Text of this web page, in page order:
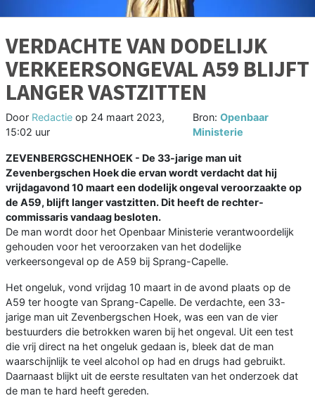
VERDACHTE VAN DODELIJK
VERKEERSONGEVAL A59 BLIJFT
LANGER VASTZITTEN
Door Redactie op 24 maart 2023,
15:02 uur
Bron: Openbaar
Ministerie
ZEVENBERGSCHENHOEK - De 33-jarige man uit
Zevenbergschen Hoek die ervan wordt verdacht dat hij
vrijdagavond 10 maart een dodelijk ongeval veroorzaakte op
de A59, blijft langer vastzitten. Dit heeft de rechter-
commissaris vandaag besloten.
De man wordt door het Openbaar Ministerie verantwoordelijk
gehouden voor het veroorzaken van het dodelijke
verkeersongeval op de A59 bij Sprang-Capelle.
Het ongeluk, vond vrijdag 10 maart in de avond plaats op de
A59 ter hoogte van Sprang-Capelle. De verdachte, een 33-
jarige man uit Zevenbergschen Hoek, was een van de vier
bestuurders die betrokken waren bij het ongeval. Uit een test
die vrij direct na het ongeluk gedaan is, bleek dat de man
waarschijnlijk te veel alcohol op had en drugs had gebruikt.
Daarnaast blijkt uit de eerste resultaten van het onderzoek dat
de man te hard heeft gereden.